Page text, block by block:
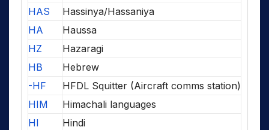
HAS
Hassinya/Hassaniya
HA
Haussa
HZ
Hazaragi
HB
Hebrew
-HF
HFDL Squitter (Aircraft comms station)
HIM
Himachali languages
HI
Hindi